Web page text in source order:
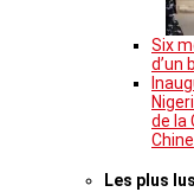
Six
d’un
de la
Chine
Les plus lus